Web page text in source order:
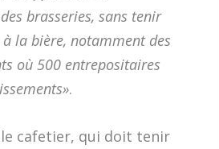
brasseries, sans tenir
la bière, notamment des
où 500 entrepositaires
.
cafetier, qui doit tenir